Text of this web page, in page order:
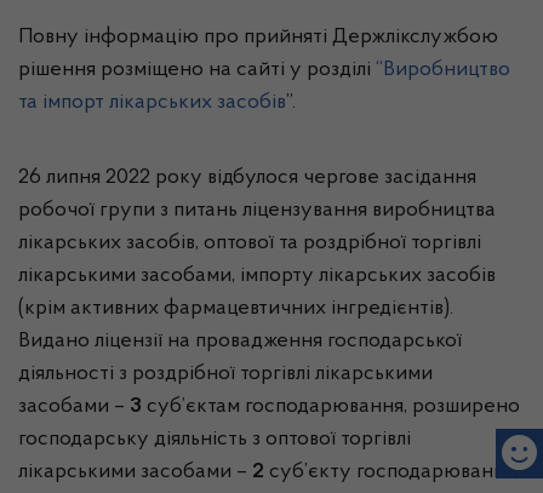
Повну інформацію про прийняті Держлікслужбою
рішення розміщено на сайті у розділі “Виробництво
та імпорт лікарських засобів”.
26 липня 2022 року відбулося чергове засідання
робочої групи з питань ліцензування виробництва
лікарських засобів, оптової та роздрібної торгівлі
лікарськими засобами, імпорту лікарських засобів
(крім активних фармацевтичних інгредієнтів).
Видано ліцензії на провадження господарської
діяльності з роздрібної торгівлі лікарськими
засобами – 3 суб’єктам господарювання, розширено
господарську діяльність з оптової торгівлі
лікарськими засобами – 2 суб’єкту господарювання,